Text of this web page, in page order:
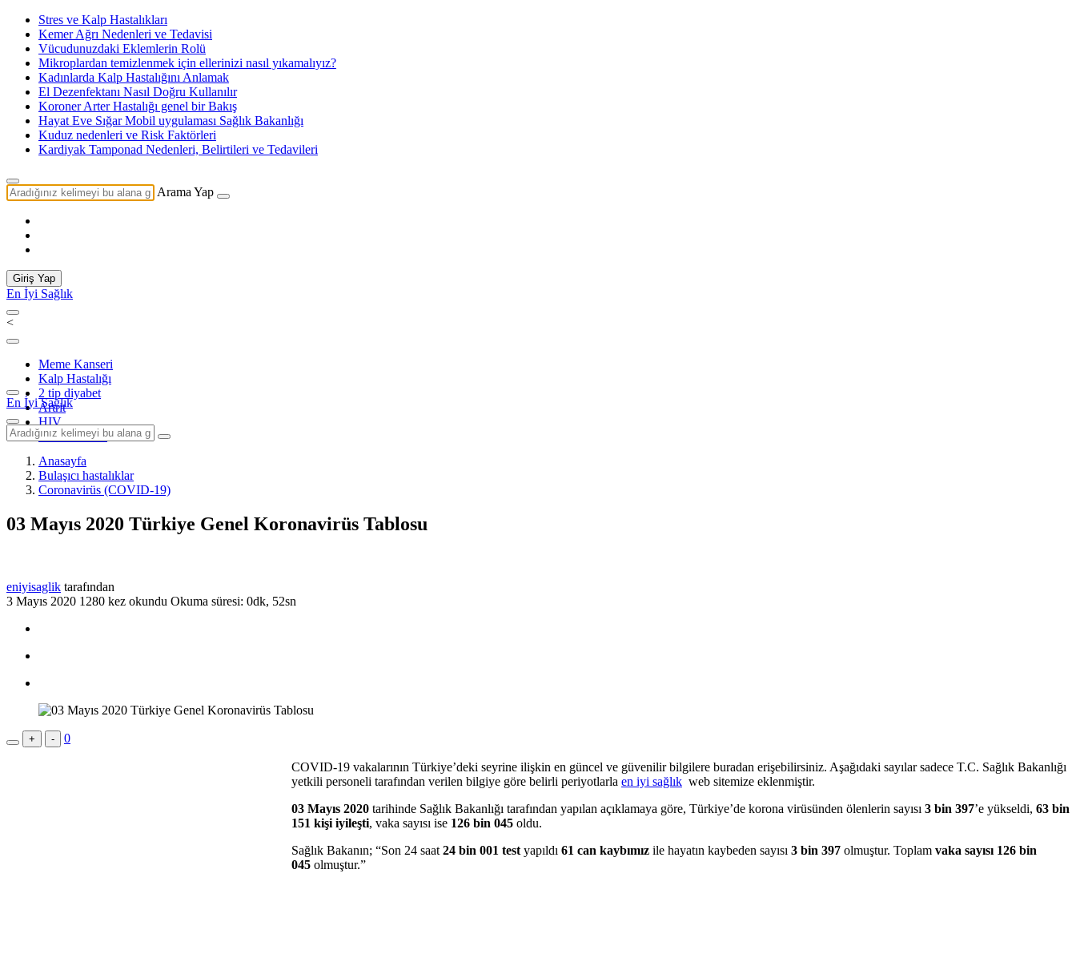
Stres ve Kalp Hastalıkları
Kemer Ağrı Nedenleri ve Tedavisi
Vücudunuzdaki Eklemlerin Rolü
Mikroplardan temizlenmek için ellerinizi nasıl yıkamalıyız?
Kadınlarda Kalp Hastalığını Anlamak
El Dezenfektanı Nasıl Doğru Kullanılır
Koroner Arter Hastalığı genel bir Bakış
Hayat Eve Sığar Mobil uygulaması Sağlık Bakanlığı
Kuduz nedenleri ve Risk Faktörleri
Kardiyak Tamponad Nedenleri, Belirtileri ve Tedavileri
Arama Yap
Giriş Yap
En İyi Sağlık
<
Meme Kanseri
Kalp Hastalığı
2 tip diyabet
Artrit
HIV
Tüm Konular
En İyi Sağlık
Anasayfa
Bulaşıcı hastalıklar
Coronavirüs (COVID-19)
03 Mayıs 2020 Türkiye Genel Koronavirüs Tablosu
eniyisaglik tarafından
3 Mayıs 2020 1280 kez okundu Okuma süresi: 0dk, 52sn
+ - 0
COVID-19 vakalarının Türkiye’deki seyrine ilişkin en güncel ve güvenilir bilgilere buradan erişebilirsiniz. Aşağıdaki sayılar sadece T.C. Sağlık Bakanlığı
yetkili personeli tarafından verilen bilgiye göre belirli periyotlarla en iyi sağlık web sitemize eklenmiştir.
03 Mayıs 2020 tarihinde Sağlık Bakanlığı tarafından yapılan açıklamaya göre, Türkiye’de korona virüsünden ölenlerin sayısı 3 bin 397’e yükseldi, 63 bin
151 kişi iyileşti, vaka sayısı ise 126 bin 045 oldu.
Sağlık Bakanın; “Son 24 saat 24 bin 001 test yapıldı 61 can kaybımız ile hayatın kaybeden sayısı 3 bin 397 olmuştur. Toplam vaka sayısı 126 bin
045 olmuştur.”